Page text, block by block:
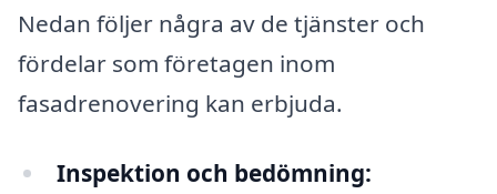
Nedan följer några av de tjänster och
fördelar som företagen inom
fasadrenovering kan erbjuda.
Inspektion och bedömning: